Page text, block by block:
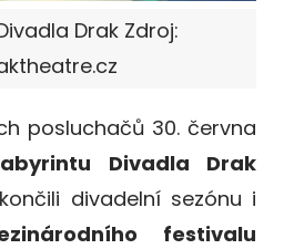
Drak Zdroj:
posluchačů 30. června
Divadla Drak
divadelní sezónu i
festivalu